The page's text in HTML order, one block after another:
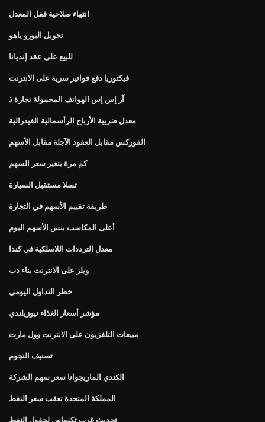
انتهاء صلاحية قفل المعدل
تحويل اليورو ياهو
للبيع على عقد إنديانا
فيكتوريا دفع فواتير سرية على الانترنت
آر إس إس الهواتف المحمولة تجارة ذ
معدل ضريبة الأرباح الرأسمالية الفيدرالية
الفوركس مقابل العقود الآجلة مقابل الأسهم
كم مرة يتغير سعر السهم
تسلا مستقبل السيارة
طريقة تقييم الأسهم في التجارة
أعلى المكاسب بنس الأسهم اليوم
معدل الترددات اللاسلكية في كندا
ويلز على الانترنت بناء دب
خطر التداول اليومي
مؤشر أسعار الغذاء نيوزيلندي
مبيعات التلفزيون على الانترنت وول مارت
تصنيف النجوم
الكندي الماريجوانا سعر سهم الشركة
المملكة المتحدة تعقب سعر النفط
تحديث غرب تكساس لحقول النفط